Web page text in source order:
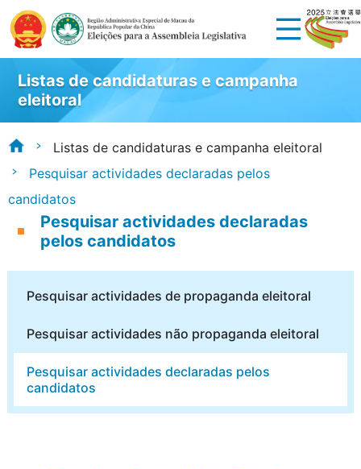
Listas de candidaturas e campanha
eleitoral
Listas de candidaturas e campanha eleitoral
Pesquisar actividades declaradas pelos
candidatos
Pesquisar actividades declaradas
pelos candidatos
Pesquisar actividades de propaganda eleitoral
Pesquisar actividades não propaganda eleitoral
Pesquisar actividades declaradas pelos
candidatos